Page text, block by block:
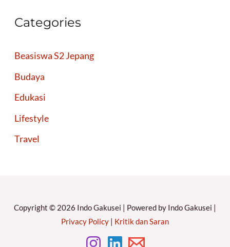
Categories
Beasiswa S2 Jepang
Budaya
Edukasi
Lifestyle
Travel
Copyright © 2026 Indo Gakusei | Powered by Indo Gakusei |
Privacy Policy
Kritik dan Saran